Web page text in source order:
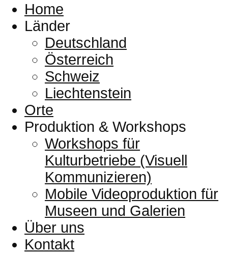
Home
Länder
Deutschland
Österreich
Schweiz
Liechtenstein
Orte
Produktion & Workshops
Workshops für
Kulturbetriebe (Visuell
Kommunizieren)
Mobile Videoproduktion für
Museen und Galerien
Über uns
Kontakt